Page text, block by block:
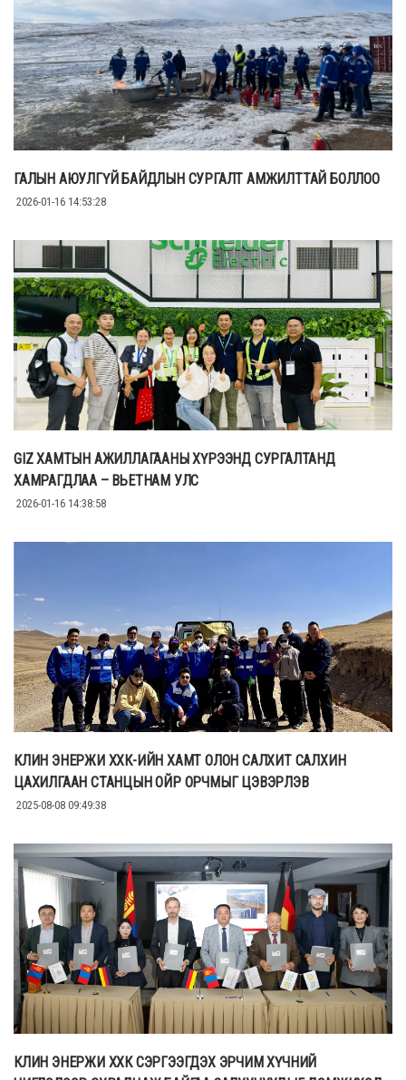
ГАЛЫН АЮУЛГҮЙ БАЙДЛЫН СУРГАЛТ АМЖИЛТТАЙ БОЛЛОО
2026-01-16 14:53:28
GIZ ХАМТЫН АЖИЛЛАГААНЫ ХҮРЭЭНД СУРГАЛТАНД
ХАМРАГДЛАА – ВЬЕТНАМ УЛС
2026-01-16 14:38:58
КЛИН ЭНЕРЖИ ХХК-ИЙН ХАМТ ОЛОН САЛХИТ САЛХИН
ЦАХИЛГААН СТАНЦЫН ОЙР ОРЧМЫГ ЦЭВЭРЛЭВ
2025-08-08 09:49:38
КЛИН ЭНЕРЖИ ХХК СЭРГЭЭГДЭХ ЭРЧИМ ХҮЧНИЙ